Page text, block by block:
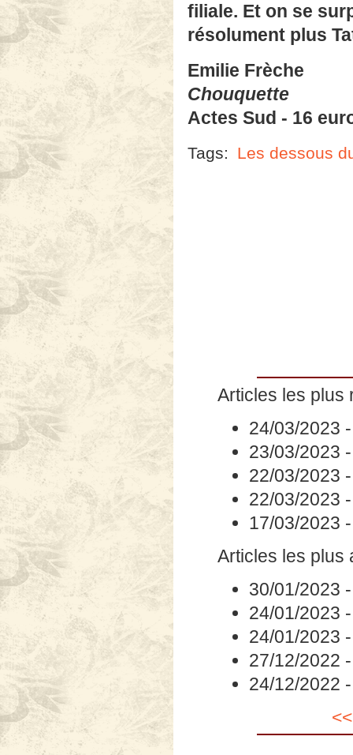
filiale. Et on se
résolument plus
Emilie Frèche
Chouquette
Actes Sud - 16
Tags: Les dessous
Articles les plus
24/03/2023
23/03/2023
22/03/2023
22/03/2023
17/03/2023
Articles les plus
30/01/2023
24/01/2023
24/01/2023
27/12/2022
24/12/2022